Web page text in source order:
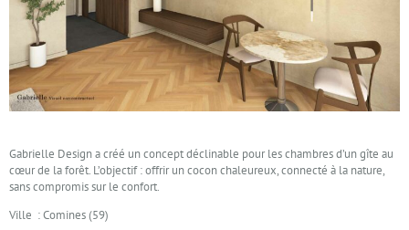
Gabrielle Design a créé un concept déclinable pour les chambres d’un gîte au
cœur de la forêt. L’objectif : offrir un cocon chaleureux, connecté à la nature,
sans compromis sur le confort.
Ville : Comines (59)